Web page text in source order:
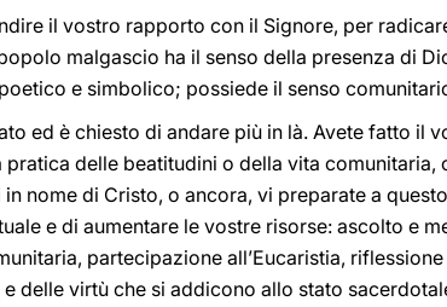
il vostro rapporto con il Signore, per
malgascio ha il senso della presenza di
e simbolico; possiede il senso
ed è chiesto di andare più in là. Avete fatto il
pratica delle beatitudini o della vita
nome di Cristo, o ancora, vi preparate a
e di aumentare le vostre risorse: ascolto e
partecipazione all’Eucaristia,
delle virtù che si addicono allo stato